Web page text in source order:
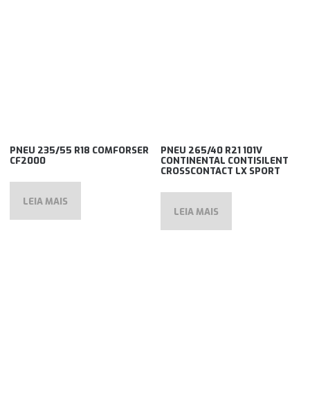
PNEU 235/55 R18 COMFORSER
CF2000
LEIA MAIS
PNEU 265/40 R21 101V
CONTINENTAL CONTISILENT
CROSSCONTACT LX SPORT
LEIA MAIS